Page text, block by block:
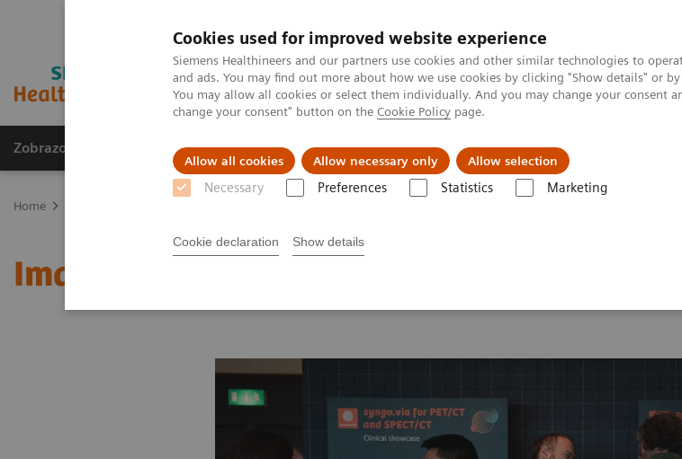
Cookies used for improved website experience
Siemens Healthineers and our partners use cookies and other similar technologies to
and ads. You may find out more about how we use cookies by clicking "Show details" or
You may allow all cookies or select them individually. And you may change your consent
change your consent" button on the Cookie Policy page.
Allow all cookies Allow necessary only Allow selection
Necessary Preferences Statistics Marketing
Cookie declaration Show details
Zobrazovací technika Laboratorní diagnostika Zákaznický servis
Home
Image 69